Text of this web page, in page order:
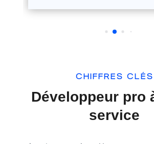
CHIFFRES CLÉS
Développeur pro
service